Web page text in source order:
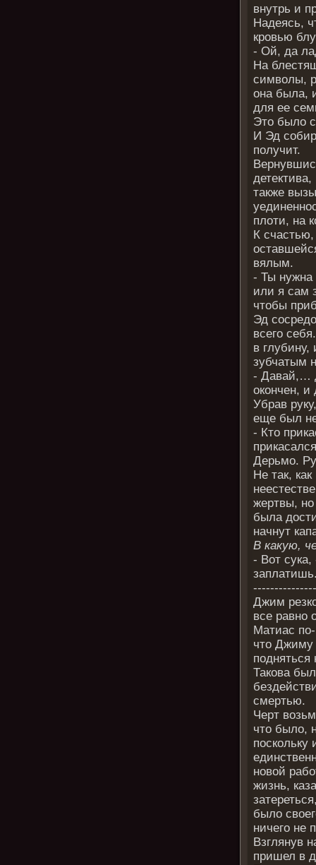
внутрь и
Надеясь,
кровью
- Ой, да
На
символы,
она была,
для ее
Это было
И Эд
получит.
также
плоти, на
К счастью,
вялым.
- Ты нужна
или я сам
чтобы
Эд
всего
в
зубчатым
- Давай,…
окончен, и
Убрав
еще был
- Кто
Дерьмо.
Не так,
жертвы,
была
начнут
В какую,
- Вот
Джим
все равно
Матиас
что Джиму
подняться
Такова
смертью.
Черт
что было,
новой
жизнь,
было
ничего не
Взглянув
пришел в